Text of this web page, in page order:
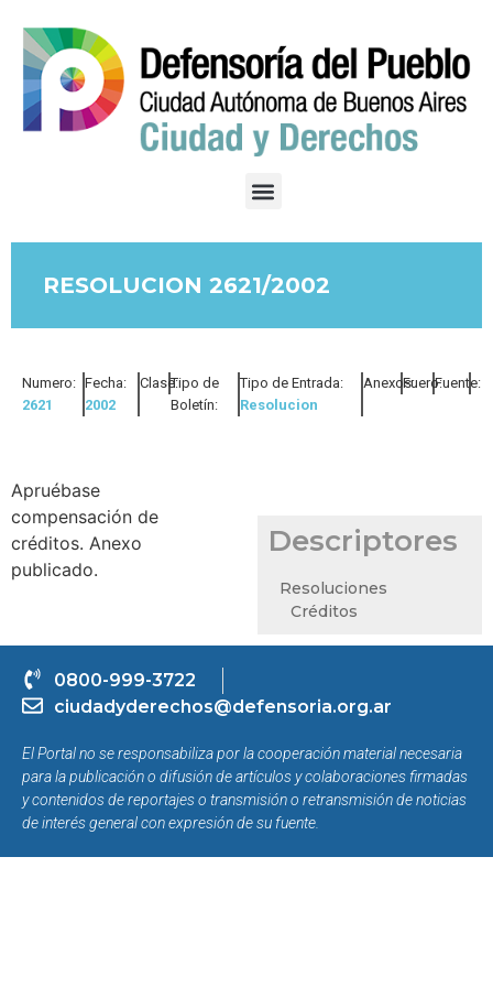
RESOLUCION 2621/2002
Numero:
2621
Fecha:
2002
Clase:Tipo de
Boletín:
Tipo de Entrada:
Resolucion
Anexos:Fuero:Fuente:
Apruébase
compensación de
créditos. Anexo
publicado.
Descriptores
Resoluciones
Créditos
0800-999-3722
ciudadyderechos@defensoria.org.ar
El Portal no se responsabiliza por la cooperación material necesaria
para la publicación o difusión de artículos y colaboraciones firmadas
y contenidos de reportajes o transmisión o retransmisión de noticias
de interés general con expresión de su fuente.